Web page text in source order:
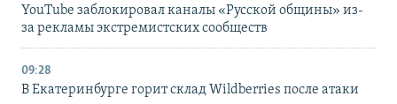
YouTube заблокировал каналы «Русской общины» из-
за рекламы экстремистских сообществ
09:28
В Екатеринбурге горит склад Wildberries после атаки